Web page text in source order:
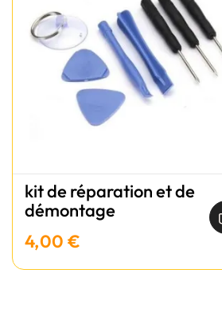
kit de réparation et de
démontage
4,00 €